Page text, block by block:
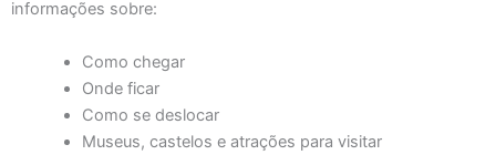
informações sobre:
Como chegar
Onde ficar
Como se deslocar
Museus, castelos e atrações para visitar